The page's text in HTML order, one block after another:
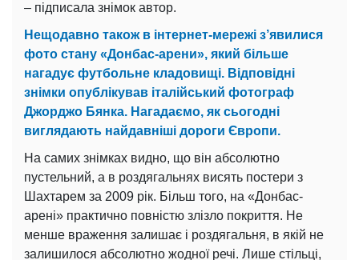
– підписала знімок автор.
Нещодавно також в інтернет-мережі з’явилися
фото стану «Донбас-арени», який більше
нагадує футбольне кладовищі. Відповідні
знімки опублікував італійський фотограф
Джорджо Бянка. Нагадаємо, як сьогодні
виглядають найдавніші дороги Європи.
На самих знімках видно, що він абсолютно
пустельний, а в роздягальнях висять постери з
Шахтарем за 2009 рік. Більш того, на «Донбас-
арені» практично повністю злізло покриття. Не
менше враження залишає і роздягальня, в якій не
залишилося абсолютно жодної речі. Лише стільці,